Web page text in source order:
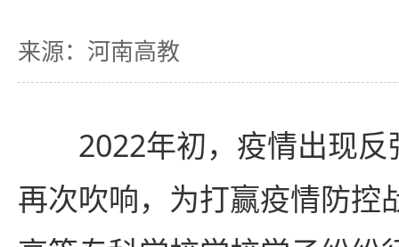
来源：河南高教
2022年初，疫情出现反
再次吹响，为打赢疫情防控